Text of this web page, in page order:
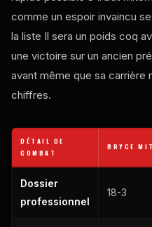
comme un espoir invaincu
la liste Il sera un poids coq
une victoire sur un ancien
avant même que sa
chiffres.
DÉTAIL DE
COMBAT
BRYCE
Dossier
professionnel
18-3